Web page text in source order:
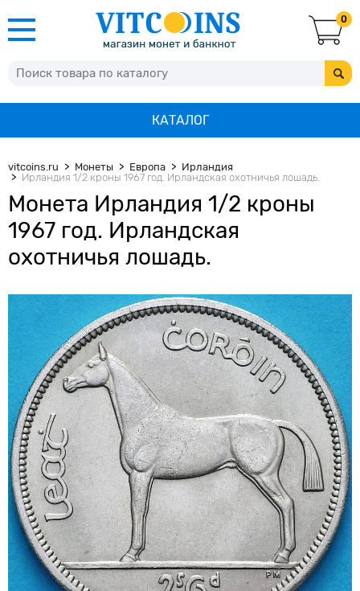
0
КАТАЛОГ
vitcoins.ru Монеты Европа
Ирландия
Ирландия 1/2 кроны 1967 год. Ирландская охотничья лошадь.
Монета Ирландия 1/2 кроны
1967 год. Ирландская
охотничья лошадь.